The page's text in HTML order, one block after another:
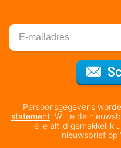
Persoonsgegevens
statement. Wil je de
je je altijd gemakkelijk
nieuwsbrief op